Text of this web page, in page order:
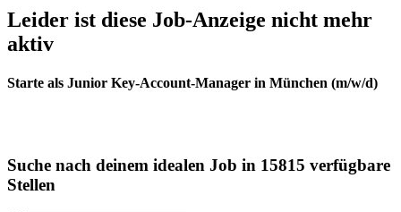
Leider ist diese Job-Anzeige nicht mehr
aktiv
Starte als Junior Key-Account-Manager in München (m/w/d)
Suche nach deinem idealen Job in 15815 verfügbare
Stellen